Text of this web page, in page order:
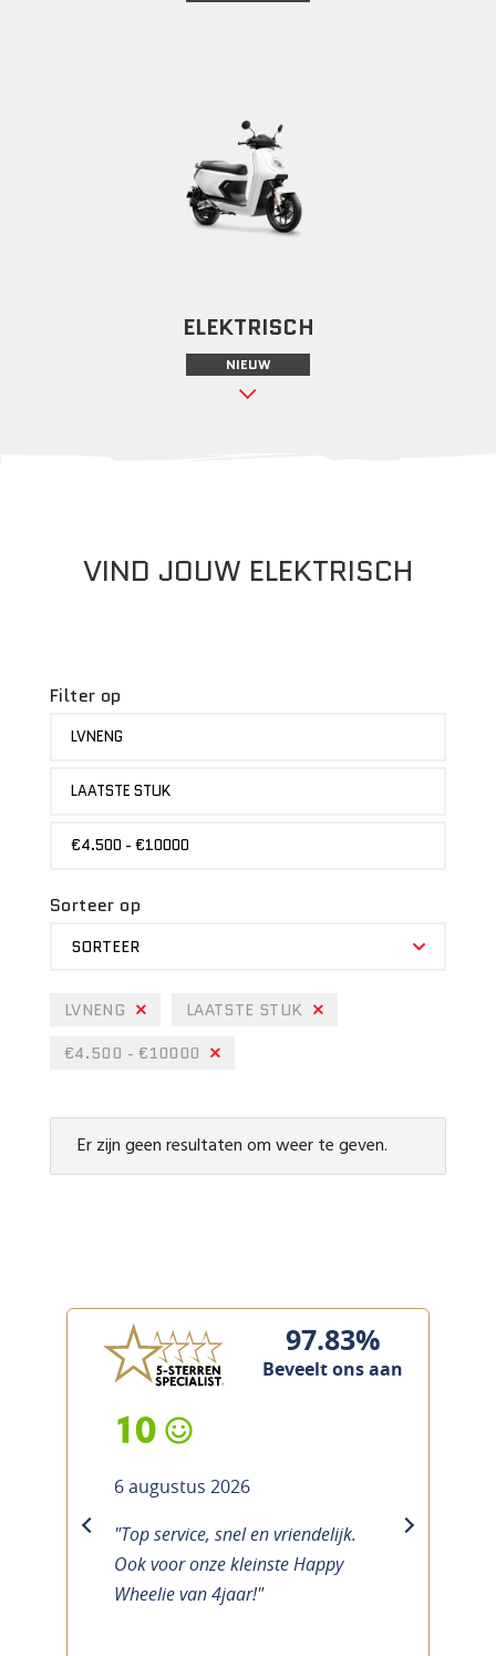
ELEKTRISCH
NIEUW
VIND JOUW ELEKTRISCH
Filter op
LVNENG
LAATSTE STUK
€4.500 - €10000
Sorteer op
SORTEER
LVNENG
LAATSTE STUK
€4.500 - €10000
Er zijn geen resultaten om weer te geven.
97.83%
Beveelt ons aan
10
6 augustus 2026
"Top service, snel en vriendelijk.
Ook voor onze kleinste Happy
Wheelie van 4jaar!"
previous next